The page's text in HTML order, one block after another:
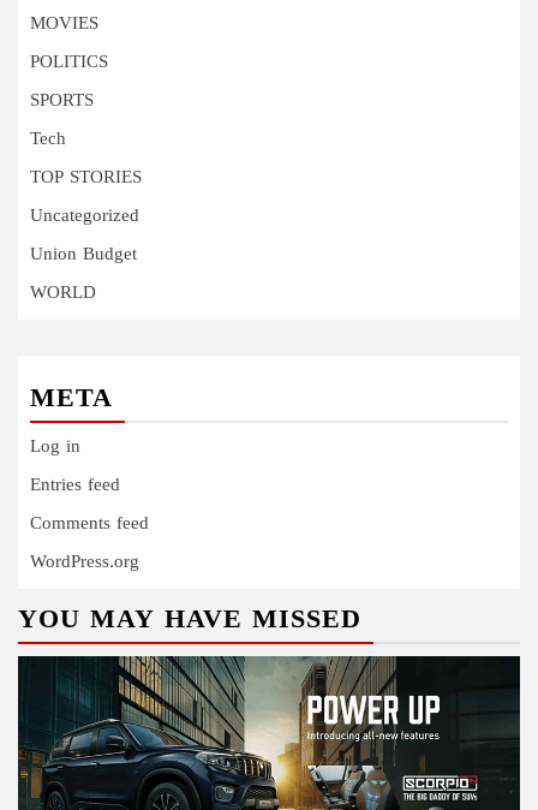
MOVIES
POLITICS
SPORTS
Tech
TOP STORIES
Uncategorized
Union Budget
WORLD
META
Log in
Entries feed
Comments feed
WordPress.org
YOU MAY HAVE MISSED